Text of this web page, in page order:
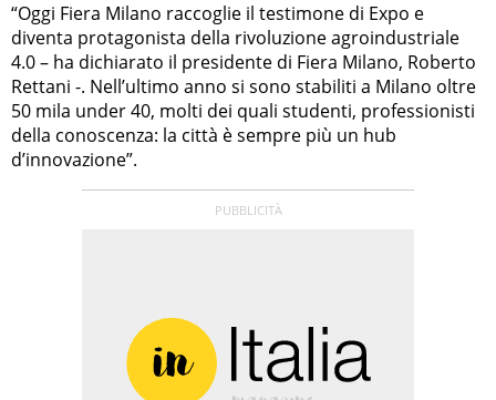
“Oggi Fiera Milano raccoglie il testimone di Expo e
diventa protagonista della rivoluzione agroindustriale
4.0 – ha dichiarato il presidente di Fiera Milano, Roberto
Rettani -. Nell’ultimo anno si sono stabiliti a Milano oltre
50 mila under 40, molti dei quali studenti, professionisti
della conoscenza: la città è sempre più un hub
d’innovazione”.